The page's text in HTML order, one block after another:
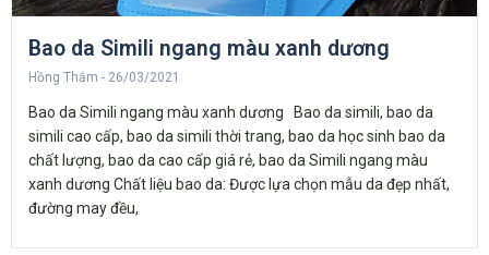
Bao da Simili ngang màu xanh dương
Hồng Thắm 26/03/2021
Bao da Simili ngang màu xanh dương Bao da simili, bao da
simili cao cấp, bao da simili thời trang, bao da học sinh bao da
chất lượng, bao da cao cấp giá rẻ, bao da Simili ngang màu
xanh dương Chất liệu bao da: Được lựa chọn mẫu da đẹp nhất,
đường may đều,